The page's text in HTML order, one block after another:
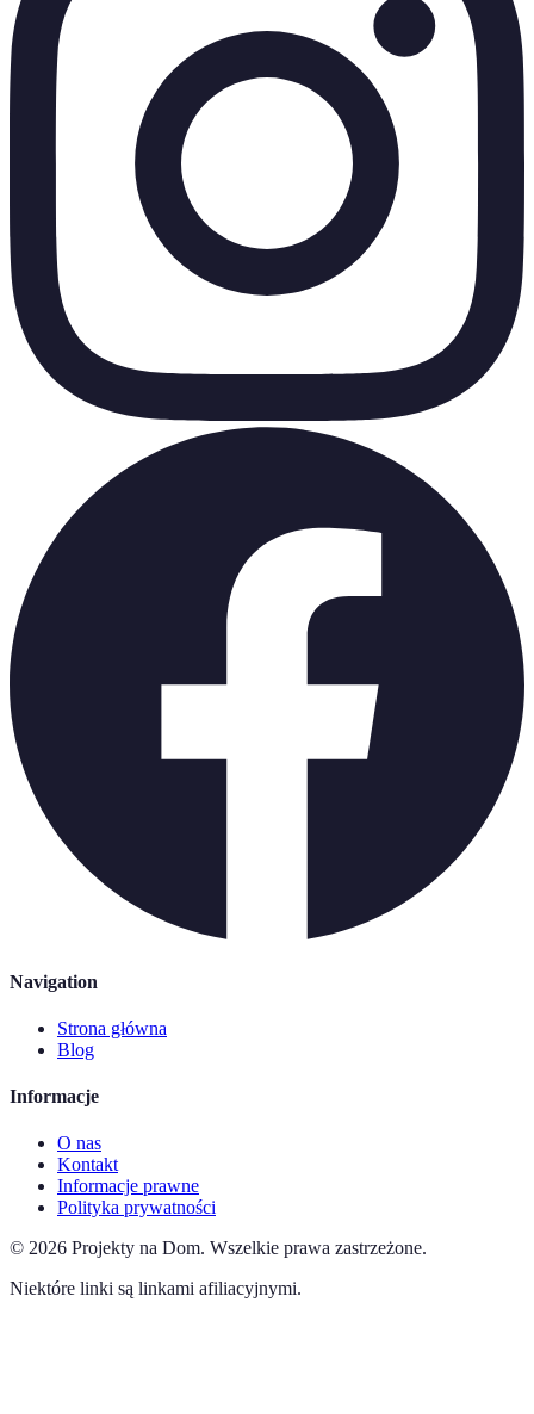
Navigation
Strona główna
Blog
Informacje
O nas
Kontakt
Informacje prawne
Polityka prywatności
© 2026 Projekty na Dom. Wszelkie prawa zastrzeżone.
Niektóre linki są linkami afiliacyjnymi.